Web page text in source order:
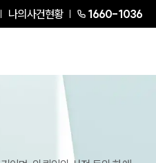
나의사건현황 1660-1036